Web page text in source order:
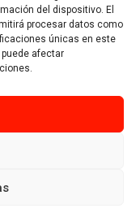
del dispositivo. El
procesar datos como
únicas en este
afectar